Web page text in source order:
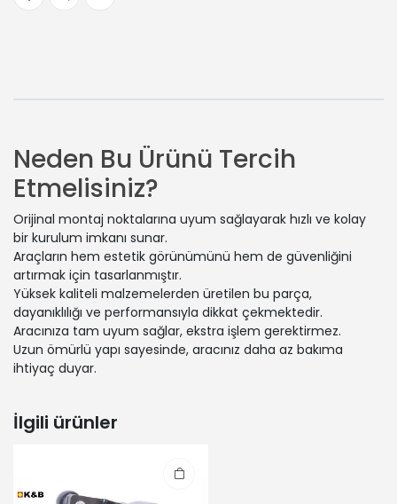
Neden Bu Ürünü Tercih
Etmelisiniz?
Orijinal montaj noktalarına uyum sağlayarak hızlı ve kolay
bir kurulum imkanı sunar.
Araçların hem estetik görünümünü hem de güvenliğini
artırmak için tasarlanmıştır.
Yüksek kaliteli malzemelerden üretilen bu parça,
dayanıklılığı ve performansıyla dikkat çekmektedir.
Aracınıza tam uyum sağlar, ekstra işlem gerektirmez.
Uzun ömürlü yapı sayesinde, aracınız daha az bakıma
ihtiyaç duyar.
İlgili ürünler